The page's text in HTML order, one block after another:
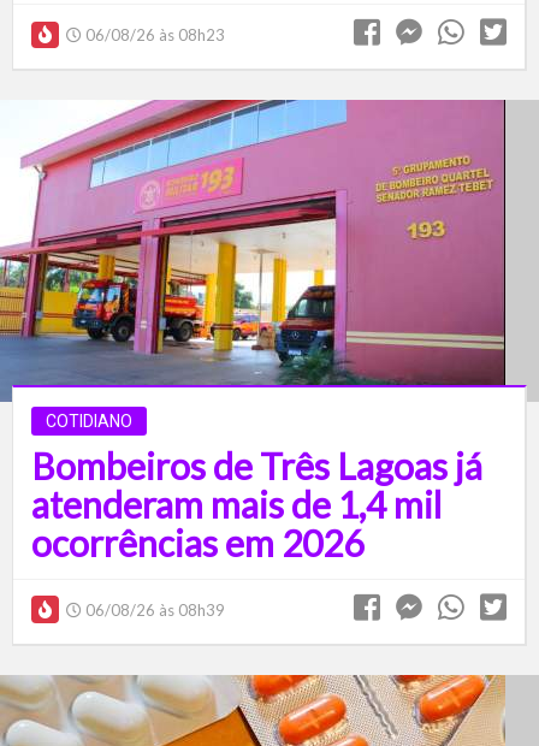
06/08/26 às 08h23
COTIDIANO
Bombeiros de Três Lagoas já
atenderam mais de 1,4 mil
ocorrências em 2026
06/08/26 às 08h39